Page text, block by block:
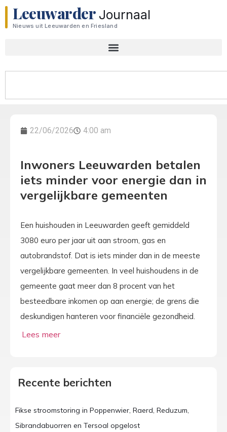
Leeuwarder Journaal
Nieuws uit Leeuwarden en Friesland
22/06/2026 4:00 am
Inwoners Leeuwarden betalen
iets minder voor energie dan in
vergelijkbare gemeenten
Een huishouden in Leeuwarden geeft gemiddeld
3080 euro per jaar uit aan stroom, gas en
autobrandstof. Dat is iets minder dan in de meeste
vergelijkbare gemeenten. In veel huishoudens in de
gemeente gaat meer dan 8 procent van het
besteedbare inkomen op aan energie; de grens die
deskundigen hanteren voor financiële gezondheid.
Recente berichten
Fikse stroomstoring in Poppenwier, Raerd, Reduzum,
Sibrandabuorren en Tersoal opgelost